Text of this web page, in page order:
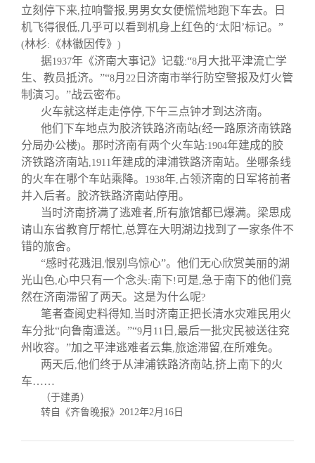
立刻停下来 拉响警报 男男女女便慌慌地跑下车去。日
机飞得很低 几乎可以看到机身上红色的‘太阳’标记。”
(林杉: 《林徽因传》 )
据1937年《济南大事记》记载:“8月大批平津流亡学
生、教员抵济。”“8月 22 日济南市举行防空警报及灯火管
制演习。”战云密布。
火车就这样走走停停 下午三点钟才到达济南。
他们下车地点为胶济铁路济南站(经一路原济南铁路
分局办公楼)。那时济南有两个火车站:1904年建成的胶
济铁路济南站 ,1911年建成的津浦铁路济南站。坐哪条线
的火车在哪个车站乘降。
1938年 占领济南的日军将前者
并入后者。胶济铁路济南站停用。
当时济南挤满了逃难者 所有旅馆都已爆满。梁思成
请山东省教育厅帮忙 总算在大明湖边找到了一家条件不
错的旅舍。
“感时花溅泪 恨别鸟惊心”。他们无心欣赏美丽的湖
光山色 心中只有一个念头:南下! 可是 急于南下的他们竟
然在济南滞留了两天。这是为什么呢?
笔者查阅史料得知 当时济南正把长清水灾难民用火
车分批“向鲁南遣送。”“9月 11 日 最后一批灾民被送往兖
州收容。”加之平津逃难者云集 旅途滞留 在所难免。
两天后 他们终于从津浦铁路济南站 挤上南下的火
车……
（于建勇）
转自《齐鲁晚报》 2012年2 月 16 日